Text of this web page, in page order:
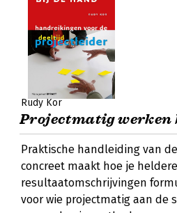
Rudy Kor
Projectmatig werken
Praktische handleiding van
concreet maakt hoe je heldere
resultaatomschrijvingen
voor wie projectmatig aan de